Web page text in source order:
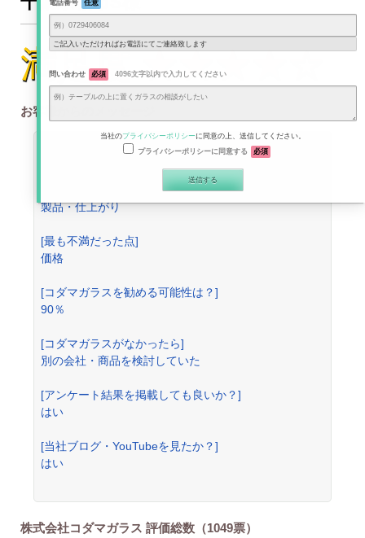
満足度 ★★★★☆
お客様からのメッセージ
ほかの方にコダマガラスを勧める可能性は？
製品・仕上がり
[最も不満だった点]
価格
[コダマガラスを勧める可能性は？]
90％
[コダマガラスがなかったら]
別の会社・商品を検討していた
[アンケート結果を掲載しても良いか？]
はい
[当社ブログ・YouTubeを見たか？]
はい
株式会社コダマガラス 評価総数（1049票）
電話番号 任意
ご記入いただければお電話にてご連絡致します
問い合わせ 必須 4096文字以内で入力してください
当社のプライバシーポリシーに同意の上、送信してください。
プライバシーポリシーに同意する
必須